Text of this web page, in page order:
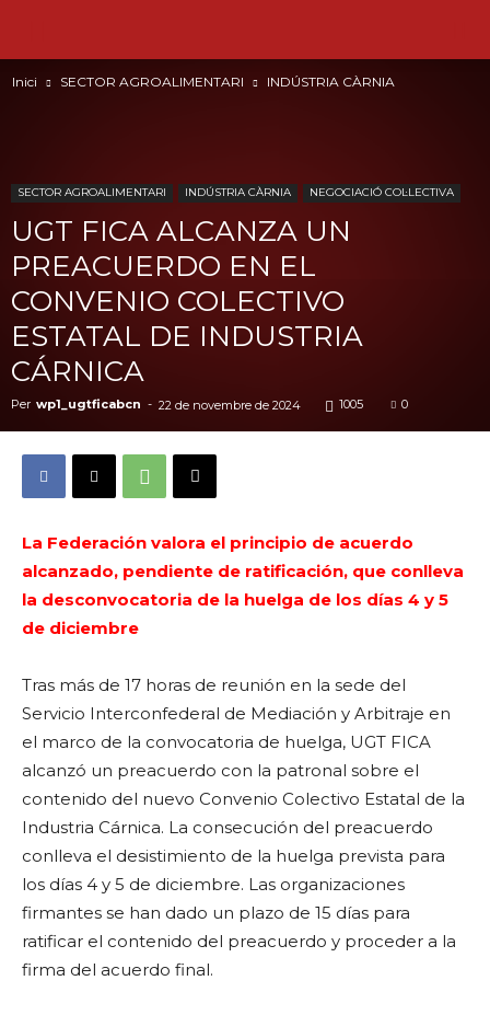
Inici SECTOR AGROALIMENTARI INDÚSTRIA CÀRNIA
SECTOR AGROALIMENTARI INDÚSTRIA CÀRNIA NEGOCIACIÓ COL·LECTIVA
UGT FICA ALCANZA UN
PREACUERDO EN EL
CONVENIO COLECTIVO
ESTATAL DE INDUSTRIA
CÁRNICA
Per wp1_ugtficabcn - 22 de novembre de 2024 1005 0
La Federación valora el principio de acuerdo
alcanzado, pendiente de ratificación, que conlleva
la desconvocatoria de la huelga de los días 4 y 5
de diciembre
Tras más de 17 horas de reunión en la sede del
Servicio Interconfederal de Mediación y Arbitraje en
el marco de la convocatoria de huelga, UGT FICA
alcanzó un preacuerdo con la patronal sobre el
contenido del nuevo Convenio Colectivo Estatal de la
Industria Cárnica. La consecución del preacuerdo
conlleva el desistimiento de la huelga prevista para
los días 4 y 5 de diciembre. Las organizaciones
firmantes se han dado un plazo de 15 días para
ratificar el contenido del preacuerdo y proceder a la
firma del acuerdo final.